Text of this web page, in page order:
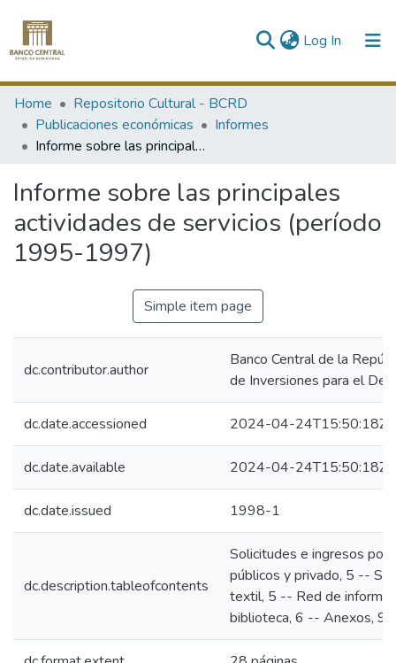
Log In (current)
Communities & Collections
All of DSpace
Home
Repositorio Cultural - BCRD
Publicaciones económicas
Informes
Informe sobre las principales actividades de servicios (período 1995-1997)
Informe sobre las principales
actividades de servicios (período
1995-1997)
Simple item page
dc.contributor.author
Banco Central de la
de Inversiones para el
dc.date.accessioned 2024-04-24T15:50:18Z
dc.date.available 2024-04-24T15:50:18Z
dc.date.issued 1998-1
dc.description.tableofcontents
Solicitudes e ingresos por
públicos y privado, 5 --
textil, 5 -- Red de
biblioteca, 6 -- Anexos, 9